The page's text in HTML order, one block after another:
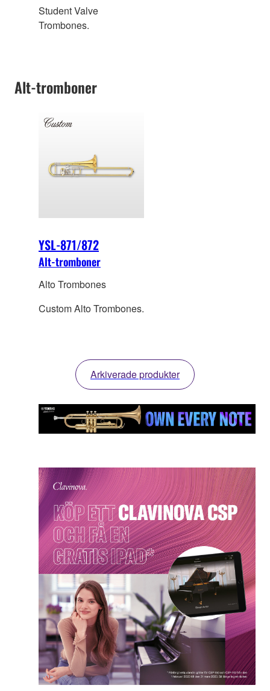
Student Valve
Trombones.
Alt-tromboner
YSL-871/872
Alt-tromboner
Alto Trombones
Custom Alto Trombones.
Arkiverade produkter